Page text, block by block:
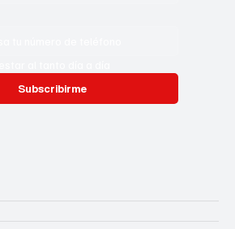
Subscribirme